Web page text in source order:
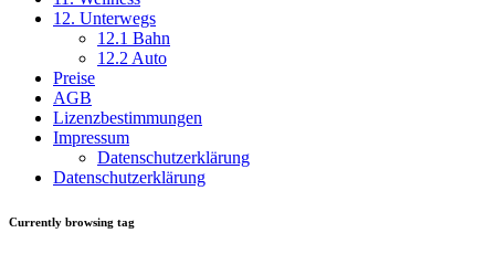
12. Unterwegs
12.1 Bahn
12.2 Auto
Preise
AGB
Lizenzbestimmungen
Impressum
Datenschutzerklärung
Datenschutzerklärung
Currently browsing tag